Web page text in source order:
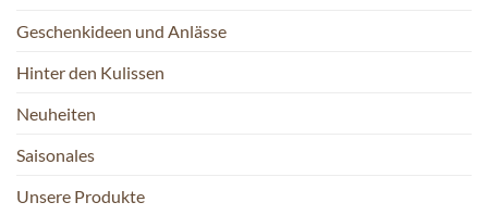
Geschenkideen und Anlässe
Hinter den Kulissen
Neuheiten
Saisonales
Unsere Produkte